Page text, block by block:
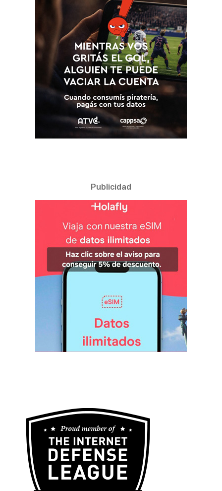
Publicidad